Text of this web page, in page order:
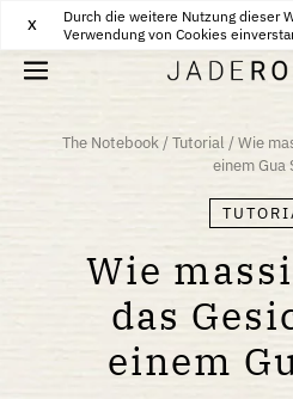
Durch die weitere Nutzung dieser
Verwendung von Cookies
X KOSTENLOSE
The Notebook/Tutorial /Wie
einem Gua
Wie
das
einem